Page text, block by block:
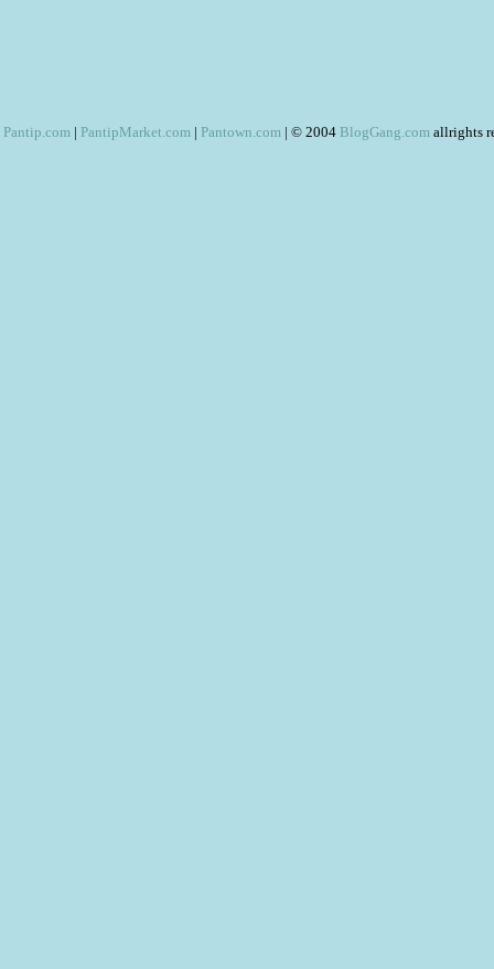
Pantip.com | PantipMarket.com | Pantown.com | © 2004 BlogGang.com allrights